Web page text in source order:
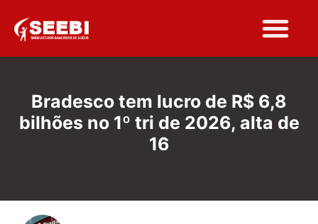
Bradesco tem lucro de R$ 6,8
bilhões no 1º tri de 2026, alta de
16